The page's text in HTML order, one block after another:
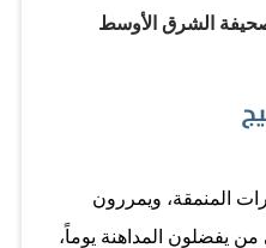
مصالحنا كانت متفرقة
وقبيلته. غلبت على عاداتنا
الخاصة على العامة. لم
الشرق الأوسط
المنمقة، ويمررون
من يفضلون المداهنة يوماً،